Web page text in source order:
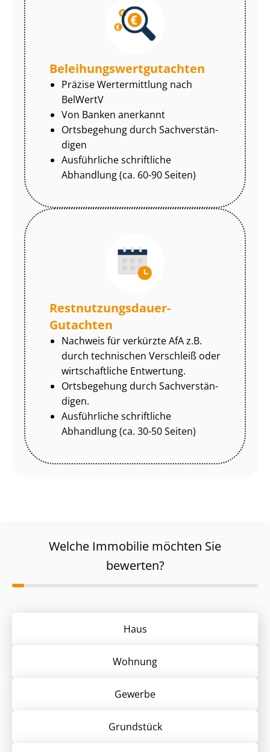
Be­lei­hungs­wert­gut­ach­ten
Präzise Wertermittlung nach
BelWertV
Von Banken anerkannt
Ortsbegehung durch Sach­ver­stän­
di­gen
Ausführliche schriftliche
Abhandlung (ca. 60-90 Seiten)
Rest­nut­zungs­dau­er-
Gutachten
Nachweis für verkürzte AfA z.B.
durch technischen Verschleiß oder
wirtschaftliche Entwertung.
Ortsbegehung durch Sach­ver­stän­
di­gen.
Ausführliche schriftliche
Abhandlung (ca. 30-50 Seiten)
Welche Immobilie möchten Sie
bewerten?
Haus
Wohnung
Gewerbe
Grund­stück